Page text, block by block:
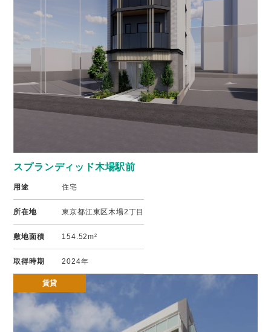
スプランディッド木場駅前
用途 住宅
所在地 東京都江東区木場2丁目
敷地面積 154.52m²
取得時期 2024年
賃貸